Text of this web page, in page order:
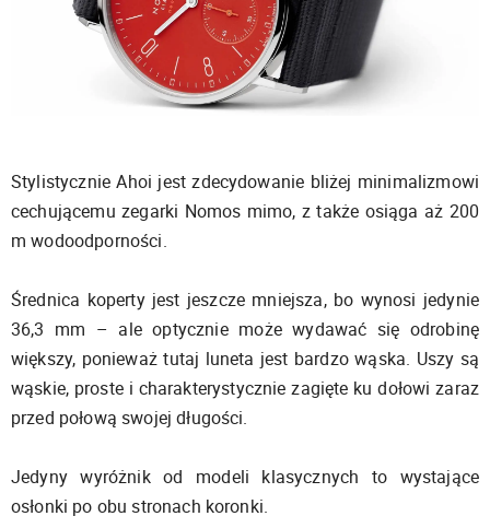
Stylistycznie Ahoi jest zdecydowanie bliżej minimalizmowi
cechującemu zegarki Nomos mimo, z także osiąga aż 200
m wodoodporności.
Średnica koperty jest jeszcze mniejsza, bo wynosi jedynie
36,3 mm – ale optycznie może wydawać się odrobinę
większy, ponieważ tutaj luneta jest bardzo wąska. Uszy są
wąskie, proste i charakterystycznie zagięte ku dołowi zaraz
przed połową swojej długości.
Jedyny wyróżnik od modeli klasycznych to wystające
osłonki po obu stronach koronki.